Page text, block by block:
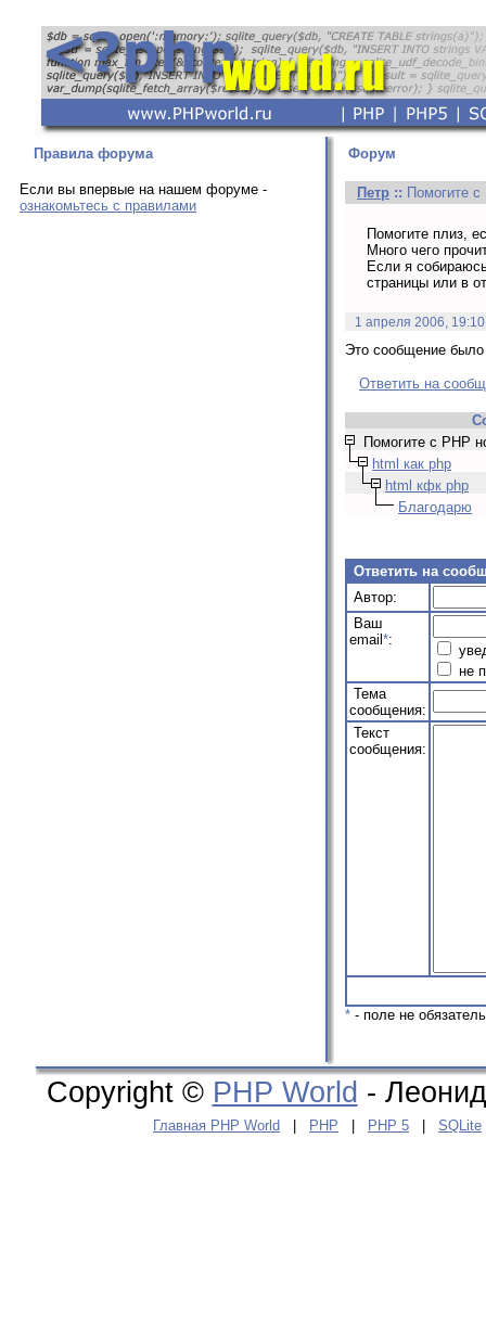
Правила форума
Если вы впервые на нашем форуме -
ознакомьтесь с правилами
Форум
Петр :: Помогите с
Помогите плиз,
Много чего
Если я
страницы или в
1 апреля 2006, 19:10
Это сообщение было
Ответить на
Помогите с PHP
html как php
html кфк php
Благодарю
Ответить на
Автор:
Ваш
email *:
не
Тема
сообщения:
Текст
сообщения:
* - поле не
Copyright © PHP World -
Главная PHP World PHP PHP 5 SQLite